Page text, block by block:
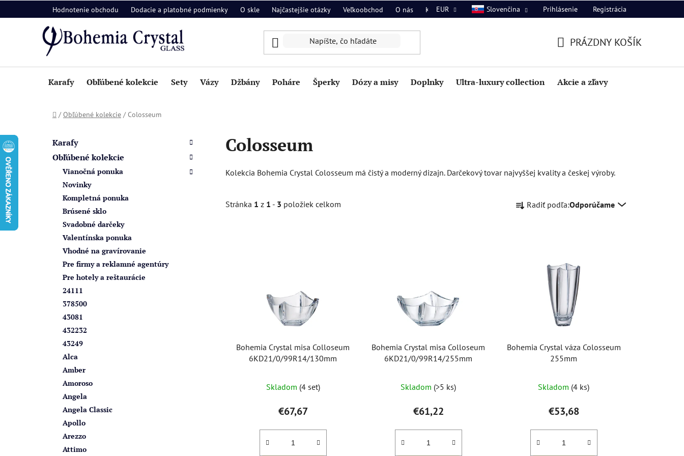
na
Hodnotenie obchodu Dodacie a platobné podmienky O skle Najčastejšie otázky Veľkoobchod O nás Kontakt
EUR Slovenčina Prihlásenie Registrácia
KOŠÍK
PRÁZDNY KOŠÍK
Karafy Obľúbené kolekcie Sety Vázy Džbány Poháre Šperky Dózy a misy Doplnky Ultra-luxury collection Akcie a zľavy
Domov
/ Obľúbené kolekcie / Colosseum
kategórie
Karafy
Obľúbené kolekcie
Vianočná ponuka
Novinky
Kompletná ponuka
Brúsené sklo
Svadobné darčeky
Valentínska ponuka
Vhodné na gravírovanie
Pre firmy a reklamné agentúry
Pre hotely a reštaurácie
24111
378500
43081
432232
43249
Alca
Amber
Amoroso
Angela
Angela Classic
Apollo
Arezzo
Attimo
Colosseum
Kolekcia Bohemia Crystal Colosseum má čistý a moderný dizajn. Darčekový tovar najvyššej kvality a českej výroby.
Stránka 1 z 1 - 3 položiek celkom
a
u
k
Radiť podľa:Odporúčame
Bohemia Crystal misa Colloseum
6KD21/0/99R14/130mm
Skladom (4 set)
€67,67
Bohemia Crystal misa Colloseum
6KD21/0/99R14/255mm
Skladom (>5 ks)
€61,22
Bohemia Crystal váza Colosseum
255mm
Skladom (4 ks)
€53,68